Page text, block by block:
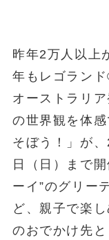
昨年2万人以上
年もレゴラン
オーストラリ
の世界観を体
そぼう！」が
日（日）まで
ーイ”のグリー
ど、親子で楽
のおでかけ先と